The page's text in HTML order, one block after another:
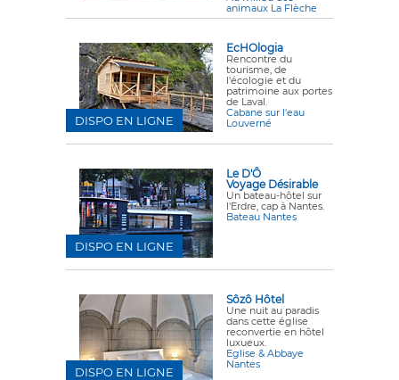
animaux La Flèche
EcHOlogia
Rencontre du
tourisme, de
l'écologie et du
patrimoine aux portes
de Laval.
Cabane sur l'eau
Louverné
DISPO EN LIGNE
Le D'Ô
Voyage Désirable
Un bateau-hôtel sur
l'Erdre, cap à Nantes.
Bateau Nantes
DISPO EN LIGNE
Sôzô Hôtel
Une nuit au paradis
dans cette église
reconvertie en hôtel
luxueux.
Eglise & Abbaye
Nantes
DISPO EN LIGNE